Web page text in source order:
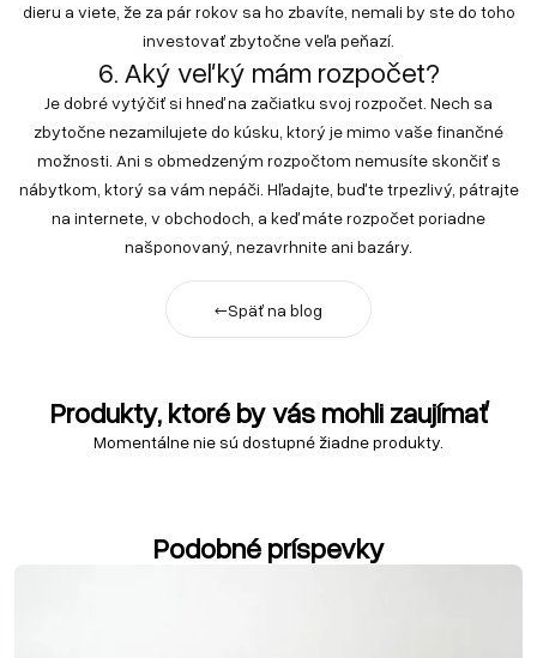
dieru a viete, že za pár rokov sa ho zbavíte, nemali by ste do toho
investovať zbytočne veľa peňazí.
6. Aký veľký mám rozpočet?
Je dobré vytýčiť si hneď na začiatku svoj rozpočet. Nech sa
zbytočne nezamilujete do kúsku, ktorý je mimo vaše finančné
možnosti. Ani s obmedzeným rozpočtom nemusíte skončiť s
nábytkom, ktorý sa vám nepáči. Hľadajte, buďte trpezlivý, pátrajte
na internete, v obchodoch, a keď máte rozpočet poriadne
našponovaný, nezavrhnite ani bazáry.
←Späť na blog
Produkty, ktoré by vás mohli zaujímať
Momentálne nie sú dostupné žiadne produkty.
Podobné príspevky